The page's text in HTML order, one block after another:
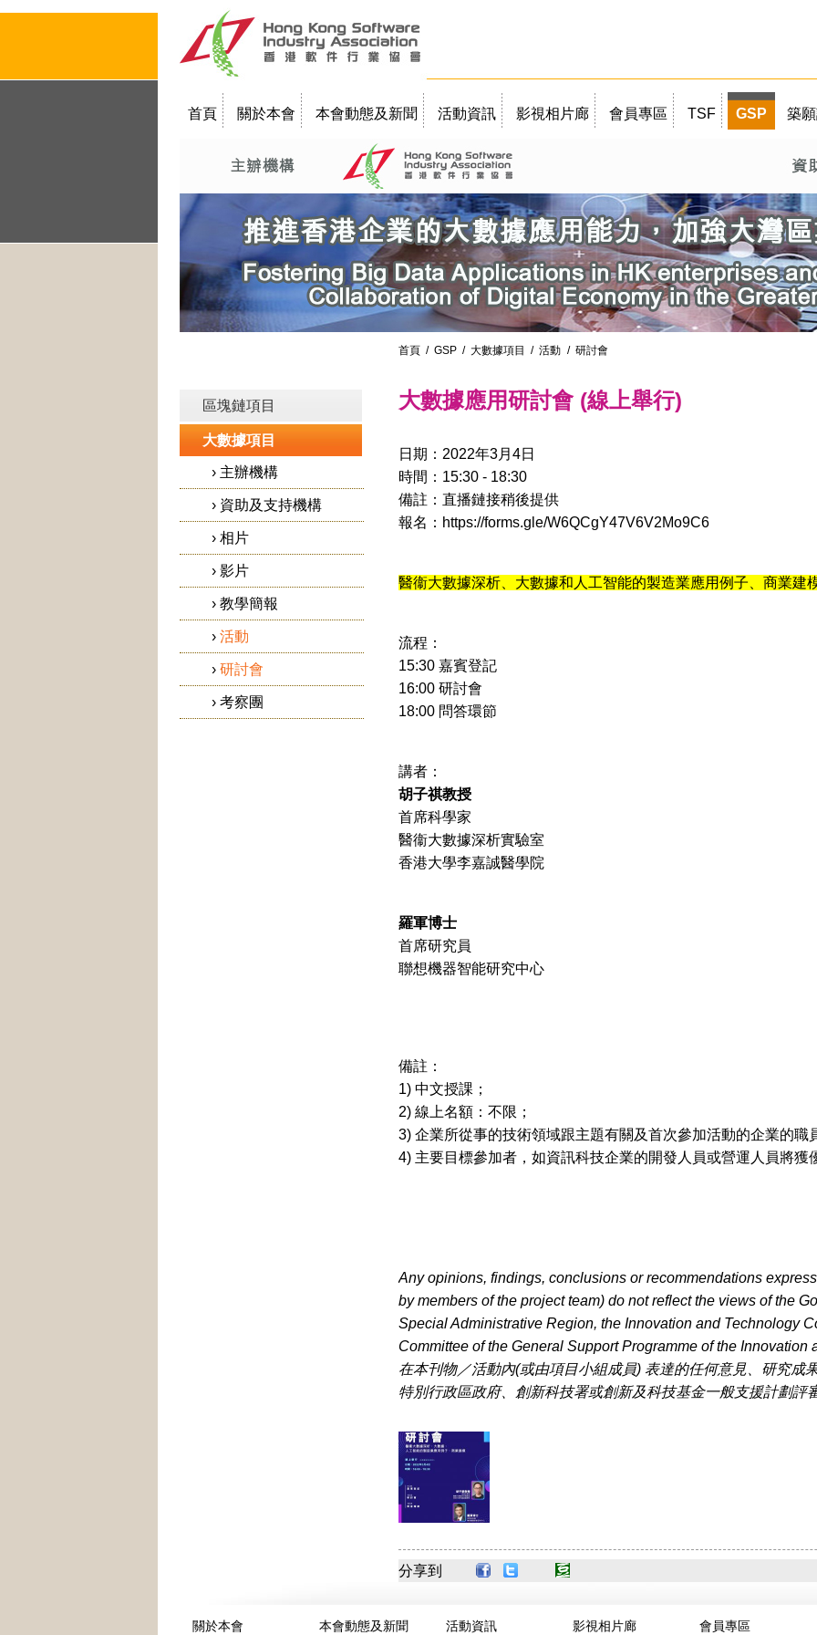
首頁 關於本會 本會動態及新聞 活動資訊 影視相片廊 會員專區 TSF GSP 築
聯絡我們 教學簡報
首頁/ GSP/ 大數據項目 / 活動 / 研討會
區塊鏈項目
大數據項目
› 主辦機構
› 資助及支持機構
› 相片
› 影片
› 教學簡報
› 活動
› 研討會
› 考察團
大數據應用研討會 (線上舉行)
日期：2022年3月4日
時間：15:30 - 18:30
備註：直播鏈接稍後提供
報名： https://forms.gle/W6QCgY47V6V2Mo9C6
醫衞大數據深析、大數據和人工智能的製造業應用例子、商業建
流程：
15:30 嘉賓登記
16:00 研討會
18:00 問答環節
講者：
胡子祺教授
首席科學家
醫衞大數據深析實驗室
香港大學李嘉誠醫學院
羅軍博士
首席研究員
聯想機器智能研究中心
備註：
1) 中文授課；
2) 線上名額：不限；
3) 企業所從事的技術領域跟主題有關及首次參加活動的企業的職
4) 主要目標參加者，如資訊科技企業的開發人員或營運人員將獲
Any opinions, findings, conclusions or recommendations
by members of the project team) do not reflect the views of the
Special Administrative Region, the Innovation and Technology
Committee of the General Support Programme of the Innovation
在本刊物／活動內(或由項目小組成員) 表達的任何意見、研究成
特別行政區政府、創新科技署或創新及科技基金一般支援計劃評
分享到
關於本會 本會動態及新聞 活動資訊 影視相片廊 會員專區